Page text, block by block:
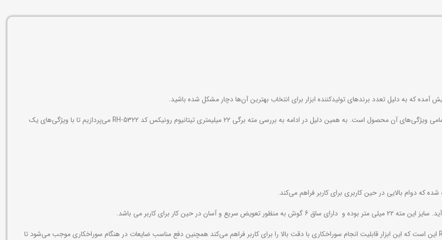
آمده که به دلیل تعدد برندهای تولیدکننده ابزار برای انتخاب بهترین آن‌ها دچار مشکل شده باشید.
اولین نکته‌ای که در زمان خرید هر محصولی باید به آن توجه کرد، شناخت تمامی ویژگی‌های آن محصول است. به همین دلیل در ادامه به بررسی مته برگی 22 میلیمتری تیتانیوم رونیکس کد RH-5322 می‌پردازیم تا با ویژگی‌های یک
در حین کار برای کاربر می باشد.
از دیگر ویژگی‌های مهم مته برگی 22 میلیمتری تیتانیوم رونیکس کد RH-5322 این است که این ابزار قابلیت انجام سوراخکاری با دقت بالا را برای کاربر فراهم می‌کند همچنین دفع مناسب ضایعات در هنگام سوراخکاری موجب می‌شود تا